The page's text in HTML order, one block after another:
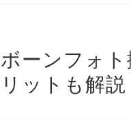
ーンフォト
ットも解説